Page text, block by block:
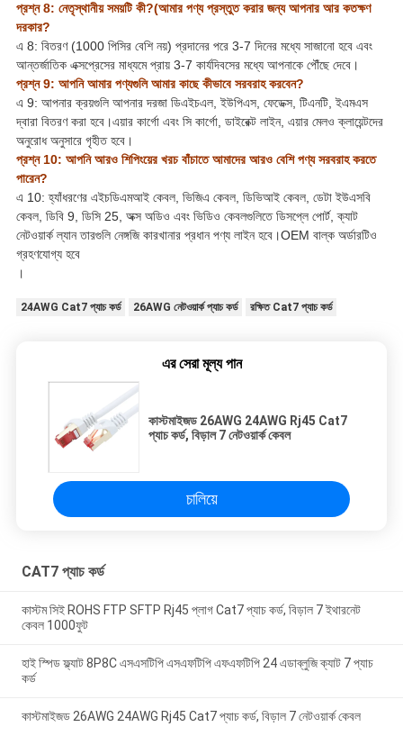
প্রশ্ন 8: নেতৃস্থানীয় সময়টি কী?(আমার পণ্য প্রস্তুত করার জন্য আপনার আর কতক্ষণ
দরকার?
এ 8: বিতরণ (1000 পিসির বেশি নয়) প্রদানের পরে 3-7 দিনের মধ্যে সাজানো হবে এবং
আন্তর্জাতিক এক্সপ্রেসের মাধ্যমে প্রায় 3-7 কার্যদিবসের মধ্যে আপনাকে পৌঁছে দেবে।
প্রশ্ন 9: আপনি আমার পণ্যগুলি আমার কাছে কীভাবে সরবরাহ করবেন?
এ 9: আপনার ক্রয়গুলি আপনার দরজা ডিএইচএল, ইউপিএস, ফেডেক্স, টিএনটি, ইএমএস
দ্বারা বিতরণ করা হবে।এয়ার কার্গো এবং সি কার্গো, ডাইরেক্ট লাইন, এয়ার মেলও ক্লায়েন্টদের
অনুরোধ অনুসারে গৃহীত হবে।
প্রশ্ন 10: আপনি আরও শিপিংয়ের খরচ বাঁচাতে আমাদের আরও বেশি পণ্য সরবরাহ করতে
পারেন?
এ 10: হ্যাঁধরণের এইচডিএমআই কেবল, ভিজিএ কেবল, ডিভিআই কেবল, ডেটা ইউএসবি
কেবল, ডিবি 9, ডিসি 25, অক্স অডিও এবং ভিডিও কেবলগুলিতে ডিসপ্লে পোর্ট, ক্যাট
নেটওয়ার্ক ল্যান তারগুলি নেঙ্গজি কারখানার প্রধান পণ্য লাইন হবে।OEM বাল্ক অর্ডারটিও
গ্রহণযোগ্য হবে
।
24AWG Cat7 প্যাচ কর্ড 26AWG নেটওয়ার্ক প্যাচ কর্ড রক্ষিত Cat7 প্যাচ কর্ড
এর সেরা মূল্য পান
কাস্টমাইজড 26AWG 24AWG Rj45 Cat7
প্যাচ কর্ড, বিড়াল 7 নেটওয়ার্ক কেবল
চালিয়ে
CAT7 প্যাচ কর্ড
কাস্টম সিই ROHS FTP SFTP Rj45 প্লাগ Cat7 প্যাচ কর্ড, বিড়াল 7 ইথারনেট
কেবল 1000ফুট
হাই স্পিড ফ্ল্যাট 8P8C এসএসটিপি এসএফটিপি এফএফটিপি 24 এডাব্লুজি ক্যাট 7 প্যাচ
কর্ড
কাস্টমাইজড 26AWG 24AWG Rj45 Cat7 প্যাচ কর্ড, বিড়াল 7 নেটওয়ার্ক কেবল